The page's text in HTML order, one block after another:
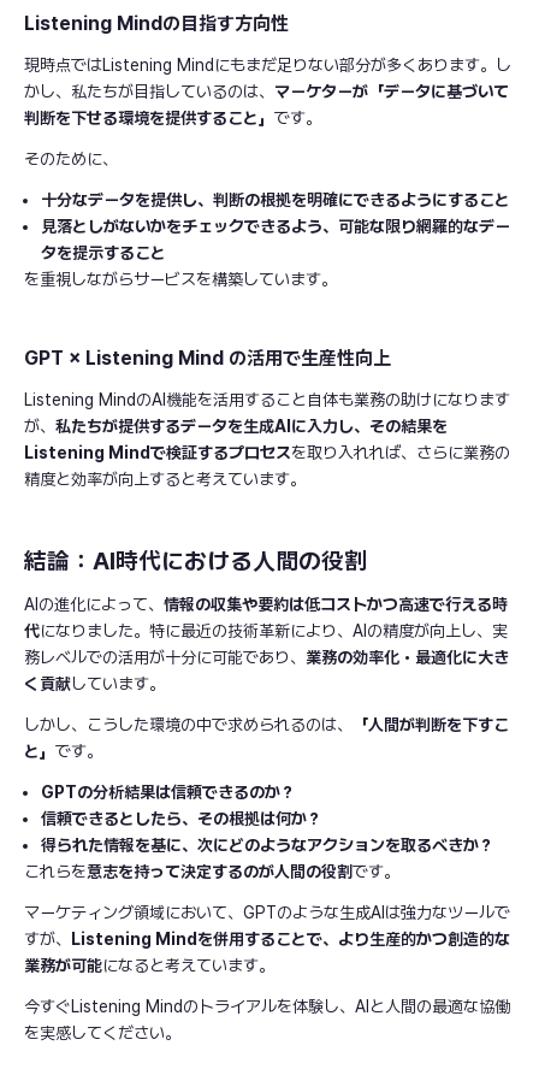
Listening Mindの目指す方向性
現時点ではListening Mindにもまだ足りない部分が多くあります。し
かし、私たちが目指しているのは、 マーケターが「データに基づいて
判断を下せる環境を提供すること」 です。
そのために、
十分なデータを提供し、判断の根拠を明確にできるようにすること
見落としがないかをチェックできるよう、可能な限り網羅的なデー
タを提示すること
を重視しながらサービスを構築しています。
GPT × Listening Mind の活用で生産性向上
Listening MindのAI機能を活用すること自体も業務の助けになります
が、 私たちが提供するデータを生成AIに入力し、その結果を
Listening Mindで検証するプロセスを取り入れれば、さらに業務の
精度と効率が向上すると考えています。
結論：AI時代における人間の役割
AIの進化によって、 情報の収集や要約は低コストかつ高速で行える時
代になりました。特に最近の技術革新により、AIの精度が向上し、実
務レベルでの活用が十分に可能であり、 業務の効率化・最適化に大き
く貢献しています。
しかし、こうした環境の中で求められるのは、
「人間が判断を下すこ
と」 です。
GPTの分析結果は信頼できるのか？
信頼できるとしたら、その根拠は何か？
得られた情報を基に、次にどのようなアクションを取るべきか？
これらを意志を持って決定するのが人間の役割です。
マーケティング領域において、GPTのような生成AIは強力なツールで
すが、
Listening Mindを併用することで、より生産的かつ創造的な
業務が可能になると考えています。
今すぐListening Mindのトライアルを体験し、AIと人間の最適な協働
を実感してください。